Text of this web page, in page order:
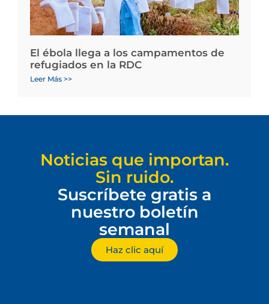
El ébola llega a los campamentos de
refugiados en la RDC
Leer Más >>
Noticias que importan.
Sin ruido.
Suscríbete gratis a
nuestro boletín
semanal
Haz clic aquí